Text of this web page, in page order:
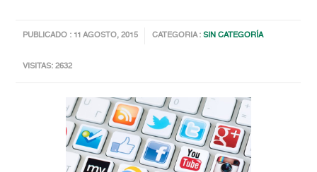
PUBLICADO : 11 AGOSTO, 2015 CATEGORIA :SIN CATEGORÍA
VISITAS: 2632